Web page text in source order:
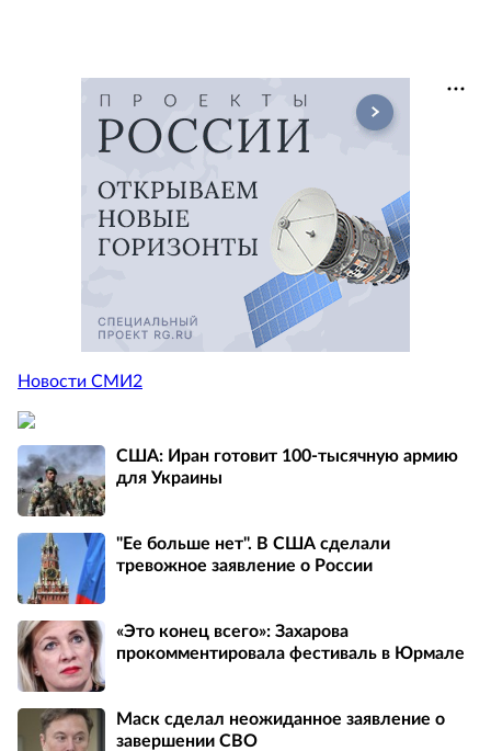
Новости СМИ2
США: Иран готовит 100-тысячную армию
для Украины
"Ее больше нет". В США сделали
тревожное заявление о России
«Это конец всего»: Захарова
прокомментировала фестиваль в Юрмале
Маск сделал неожиданное заявление о
завершении СВО